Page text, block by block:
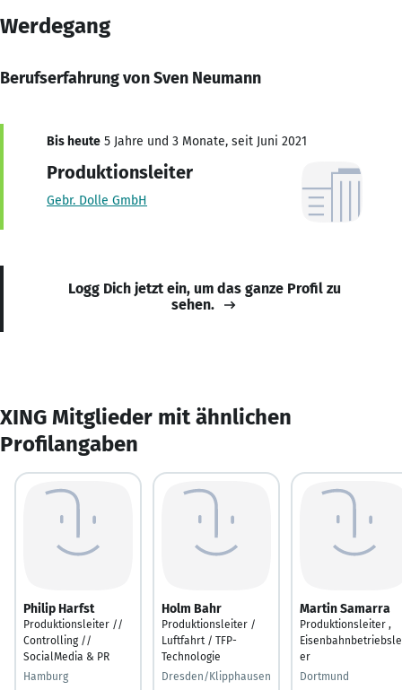
Werdegang
Berufserfahrung von Sven Neumann
Bis heute 5 Jahre und 3 Monate, seit Juni 2021
Produktionsleiter
Gebr. Dolle GmbH
Logg Dich jetzt ein, um das ganze Profil zu
sehen.
XING Mitglieder mit ähnlichen
Profilangaben
Philip Harfst
Produktionsleiter //
Controlling //
SocialMedia & PR
Hamburg
Holm Bahr
Produktionsleiter /
Luftfahrt / TFP-
Technologie
Dresden/Klipphausen
Martin Samarra
Produktionsleiter ,
er
Dortmund